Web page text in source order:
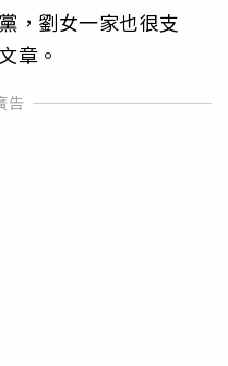
，劉女一家也很支
章。